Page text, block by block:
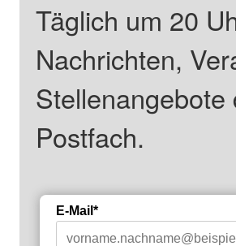
Täglich um 20
Nachrichten,
Postfach.
E-Mail*